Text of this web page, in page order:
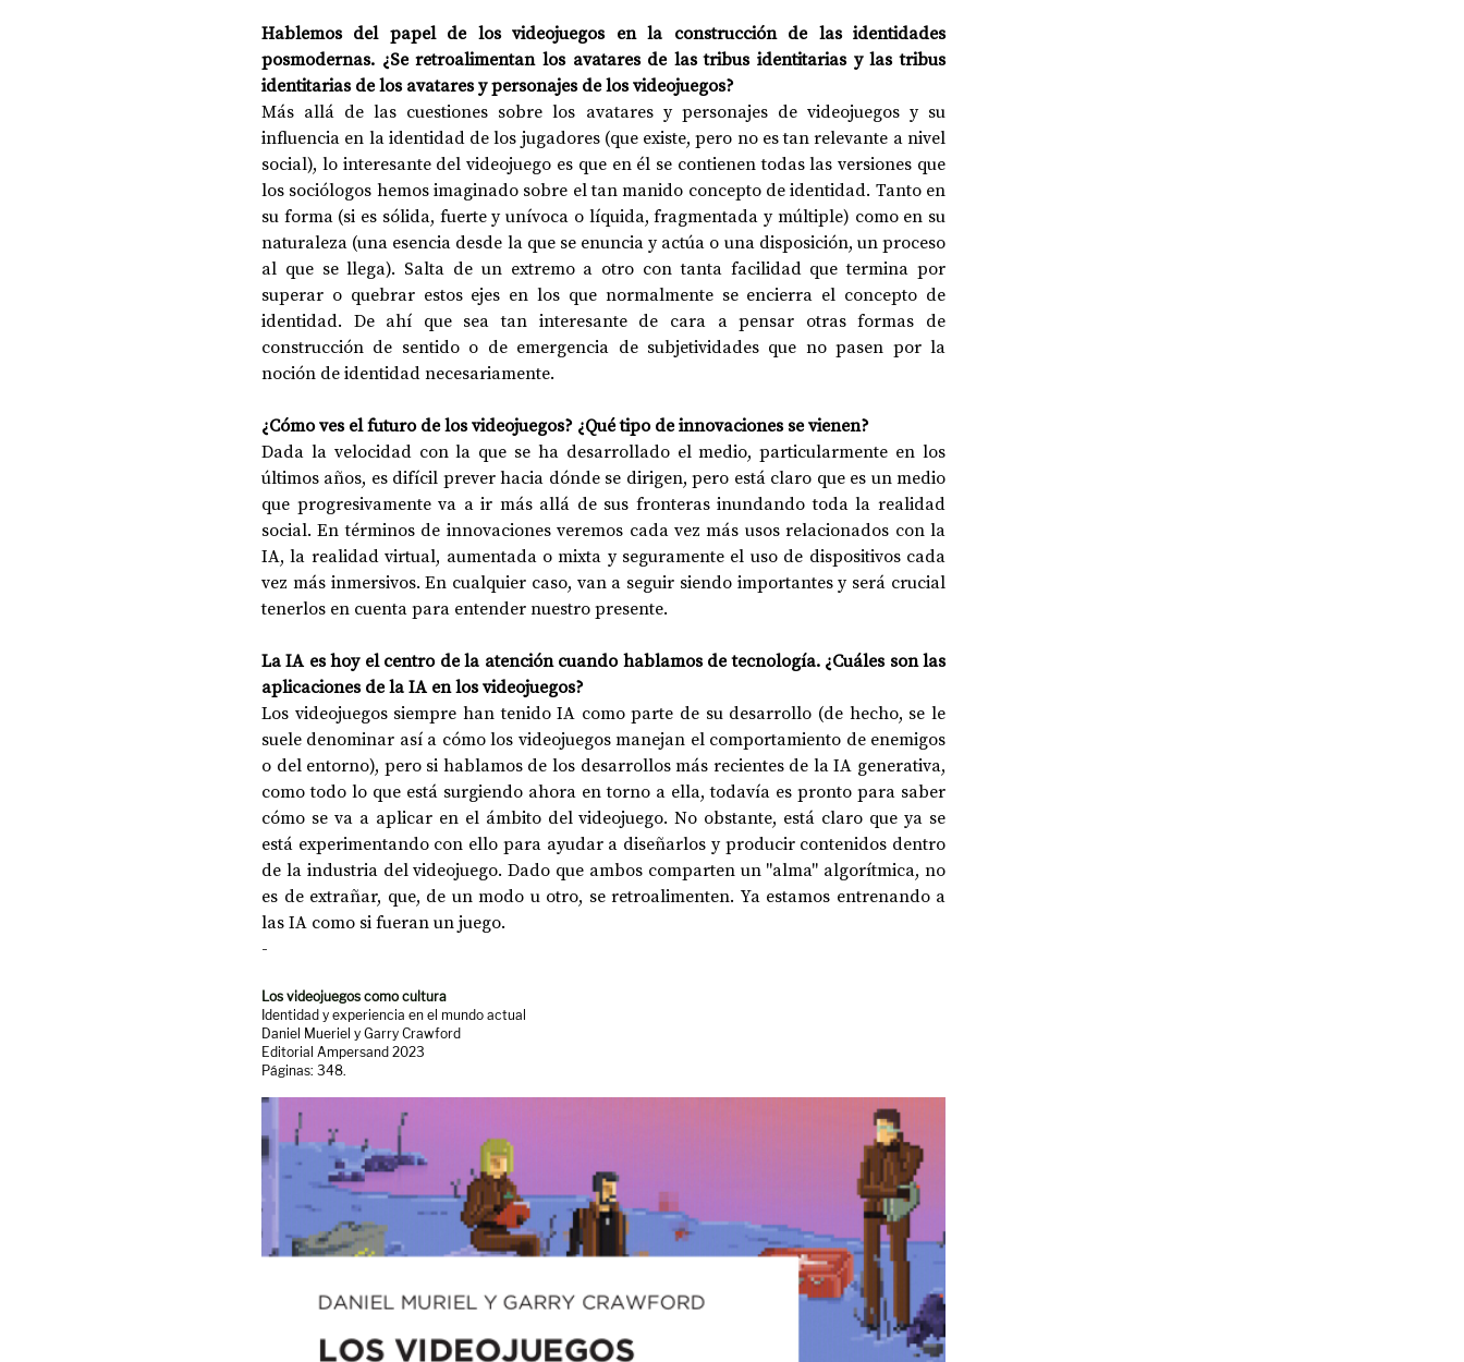
Hablemos del papel de los videojuegos en la construcción de las identidades
posmodernas. ¿Se retroalimentan los avatares de las tribus identitarias y las tribus
identitarias de los avatares y personajes de los videojuegos?
Más allá de las cuestiones sobre los avatares y personajes de videojuegos y su
influencia en la identidad de los jugadores (que existe, pero no es tan relevante a nivel
social), lo interesante del videojuego es que en él se contienen todas las versiones que
los sociólogos hemos imaginado sobre el tan manido concepto de identidad. Tanto en
su forma (si es sólida, fuerte y unívoca o líquida, fragmentada y múltiple) como en su
naturaleza (una esencia desde la que se enuncia y actúa o una disposición, un proceso
al que se llega). Salta de un extremo a otro con tanta facilidad que termina por
superar o quebrar estos ejes en los que normalmente se encierra el concepto de
identidad. De ahí que sea tan interesante de cara a pensar otras formas de
construcción de sentido o de emergencia de subjetividades que no pasen por la
noción de identidad necesariamente.
¿Cómo ves el futuro de los videojuegos? ¿Qué tipo de innovaciones se vienen?
Dada la velocidad con la que se ha desarrollado el medio, particularmente en los
últimos años, es difícil prever hacia dónde se dirigen, pero está claro que es un medio
que progresivamente va a ir más allá de sus fronteras inundando toda la realidad
social. En términos de innovaciones veremos cada vez más usos relacionados con la
IA, la realidad virtual, aumentada o mixta y seguramente el uso de dispositivos cada
vez más inmersivos. En cualquier caso, van a seguir siendo importantes y será crucial
tenerlos en cuenta para entender nuestro presente.
La IA es hoy el centro de la atención cuando hablamos de tecnología. ¿Cuáles son las
aplicaciones de la IA en los videojuegos?
Los videojuegos siempre han tenido IA como parte de su desarrollo (de hecho, se le
suele denominar así a cómo los videojuegos manejan el comportamiento de enemigos
o del entorno), pero si hablamos de los desarrollos más recientes de la IA generativa,
como todo lo que está surgiendo ahora en torno a ella, todavía es pronto para saber
cómo se va a aplicar en el ámbito del videojuego. No obstante, está claro que ya se
está experimentando con ello para ayudar a diseñarlos y producir contenidos dentro
de la industria del videojuego. Dado que ambos comparten un "alma" algorítmica, no
es de extrañar, que, de un modo u otro, se retroalimenten. Ya estamos entrenando a
las IA como si fueran un juego.
-
Los videojuegos como cultura
Identidad y experiencia en el mundo actual
Daniel Mueriel y Garry Crawford
Editorial Ampersand 2023
Páginas: 348.